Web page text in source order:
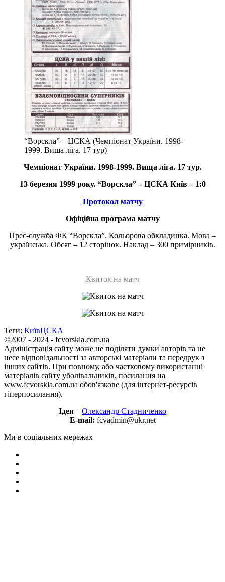
“Ворскла” – ЦСКА (Чемпіонат України. 1998-
1999. Вища ліга. 17 тур)
Чемпіонат України. 1998-1999. Вища ліга. 17 тур.
13 березня 1999 року. “Ворскла” – ЦСКА Київ – 1:0
Протокол матчу
Офіційна програма матчу
Прес-служба ФК “Ворскла”. Кольорова обкладинка. Мова –
українська. Обсяг – 12 сторінок. Наклад – 300 примірників.
Квиток на матч
Теги: КиївЦСКА
©2007 - 2024 - fcvorskla.com.ua
Адміністрація сайту може не поділяти думки авторів та не
несе відповідальності за авторські матеріали та передрук з
інших сайтів. При повному, або частковому використанні
матеріалів сайту уболівальників, посилання на
www.fcvorskla.com.ua обов'язкове (для інтернет-ресурсів
гіперпосилання).
Ідея – Олександр Стадниченко
E-mail: fcvadmin@ukr.net
Ми в соціальних мережах